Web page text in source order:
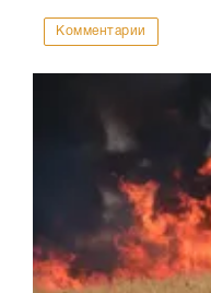
Комментарии